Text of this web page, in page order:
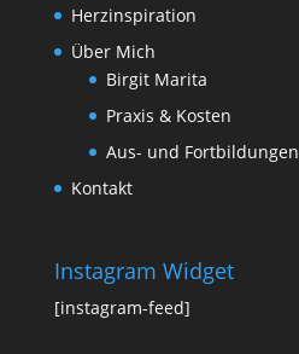
Herzinspiration
Über Mich
Birgit Marita
Praxis & Kosten
Aus- und Fortbildungen
Kontakt
Instagram Widget
[instagram-feed]